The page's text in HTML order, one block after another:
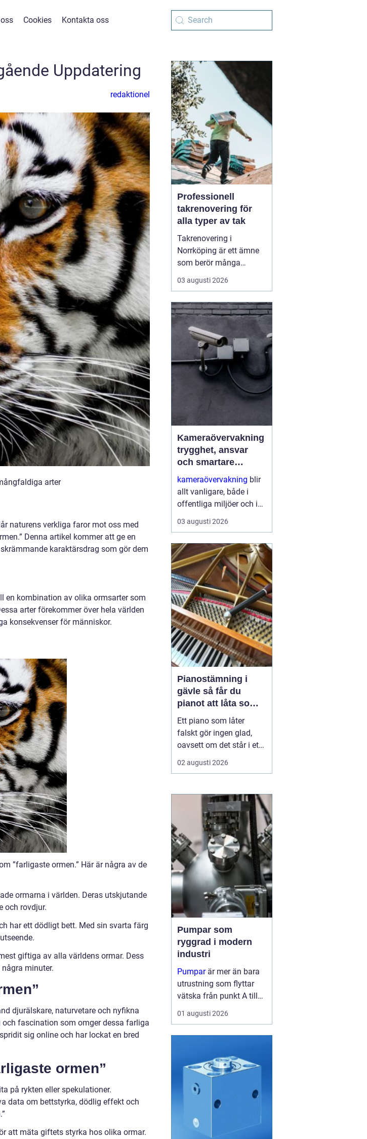
Cookies Kontakta oss
Uppdatering
redaktionel
arter
naturens verkliga faror mot oss med
Denna artikel kommer att ge en
karaktärsdrag som gör dem
en kombination av olika ormsarter som
arter förekommer över hela världen
konsekvenser för människor.
”farligaste ormen.” Här är några av de
ormarna i världen. Deras utskjutande
och rovdjur.
har ett dödligt bett. Med sin svarta färg
giftiga av alla världens ormar. Dess
minuter.
djurälskare, naturvetare och nyfikna
fascination som omger dessa farliga
sig online och har lockat en bred
ormen”
på rykten eller spekulationer.
data om bettstyrka, dödlig effekt och
att mäta giftets styrka hos olika ormar.
Professionell
takrenovering för
alla typer av tak
Takrenovering i
Norrköping är ett ämne
som berör många
husägare som vill
skydda sina fastigheter
onödigt höga
energikostnader. Ett
välmående tak ger
längre livslängd p&a...
03 augusti 2026
Kameraövervakning
trygghet, ansvar
och smartare
säkerhet
kameraövervakning blir
allt vanligare, både i
offentliga miljöer och i
privata hem. Tekniken
utvecklas snabbt,
möjligheterna ökar.
Samtidigt växer kraven
på ...
03 augusti 2026
Pianostämning i
gävle så får du
pianot att låta som
det ska
Ett piano som låter
falskt gör ingen glad,
oavsett om det står i ett
vardagsrum i Gävle eller
på en mindre scen. När
tappar både spelglädjen
och musiken sin skärpa.
Samtidigt är pianot ett
ganska tåligt instrument,
som med regelbu...
02 augusti 2026
Pumpar som
ryggrad i modern
industri
Pumparär mer än bara
utrustning som flyttar
vätska från punkt A till
punkt B. I många
fabriker är de lika viktiga
01 augusti 2026